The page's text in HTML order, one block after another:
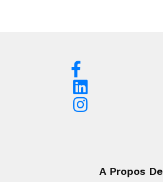
A Propos De